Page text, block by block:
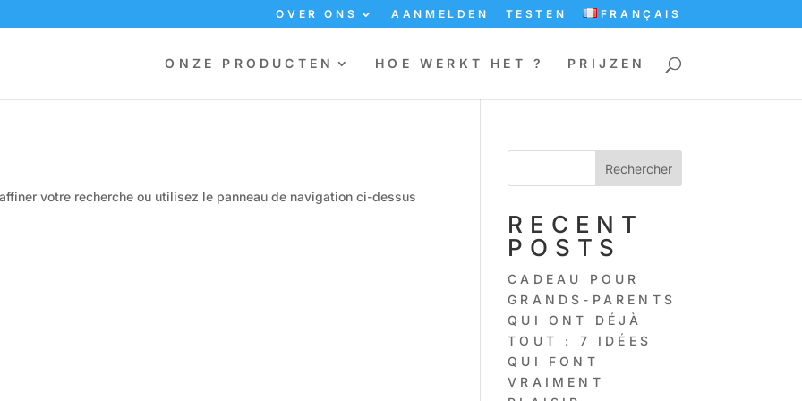
OVER ONS AANMELDEN TESTEN FRANÇAIS
ONZE PRODUCTEN HOE WERKT HET ? PRIJZEN
votre recherche ou utilisez le panneau de navigation ci-dessus
Rechercher
RECENT
POSTS
CADEAU POUR
GRANDS-PARENTS
QUI ONT DÉJÀ
TOUT : 7 IDÉES
QUI FONT
VRAIMENT